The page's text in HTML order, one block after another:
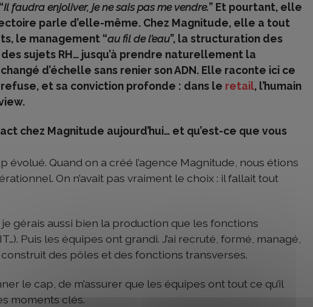
Il faudra enjoliver, je ne sais pas me vendre.” Et pourtant, elle
parle d’elle-même. Chez Magnitude, elle a tout
le management “au fil de l’eau”, la structuration des
sujets RH… jusqu’à prendre naturellement la
d’échelle sans renier son ADN. Elle raconte ici ce
et sa conviction profonde : dans le retail, l’humain
chez Magnitude aujourd’hui… et qu’est-ce que vous
évolué. Quand on a créé l’agence Magnitude, nous étions
On n’avait pas vraiment le choix : il fallait tout
gérais aussi bien la production que les fonctions
Puis les équipes ont grandi. J’ai recruté, formé, managé,
des pôles et des fonctions transverses.
le cap, de m’assurer que les équipes ont tout ce qu’il
moments clés.